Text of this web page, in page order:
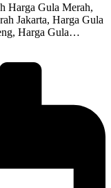
Harga Gula Merah,
Jakarta, Harga Gula
Harga Gula…